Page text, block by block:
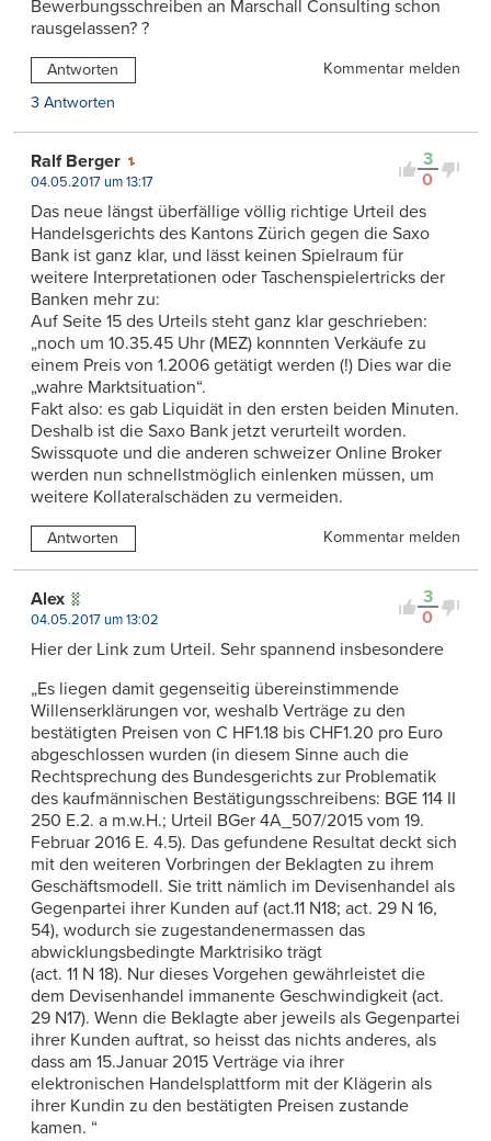
Bewerbungsschreiben an Marschall Consulting schon
rausgelassen? ?
Antworten
Kommentar melden
3 Antworten
3
0
Ralf Berger
04.05.2017 um 13:17
Das neue längst überfällige völlig richtige Urteil des
Handelsgerichts des Kantons Zürich gegen die Saxo
Bank ist ganz klar, und lässt keinen Spielraum für
weitere Interpretationen oder Taschenspielertricks der
Banken mehr zu:
Auf Seite 15 des Urteils steht ganz klar geschrieben:
„noch um 10.35.45 Uhr (MEZ) konnnten Verkäufe zu
einem Preis von 1.2006 getätigt werden (!) Dies war die
„wahre Marktsituation“.
Fakt also: es gab Liquidät in den ersten beiden Minuten.
Deshalb ist die Saxo Bank jetzt verurteilt worden.
Swissquote und die anderen schweizer Online Broker
werden nun schnellstmöglich einlenken müssen, um
weitere Kollateralschäden zu vermeiden.
Antworten Kommentar melden
3
0
Alex
04.05.2017 um 13:02
Hier der Link zum Urteil. Sehr spannend insbesondere
„Es liegen damit gegenseitig übereinstimmende
Willenserklärungen vor, weshalb Verträge zu den
bestätigten Preisen von C HF1.18 bis CHF1.20 pro Euro
abgeschlossen wurden (in diesem Sinne auch die
Rechtsprechung des Bundesgerichts zur Problematik
des kaufmännischen Bestätigungsschreibens: BGE 114 II
250 E.2. a m.w.H.; Urteil BGer 4A_507/2015 vom 19.
Februar 2016 E. 4.5). Das gefundene Resultat deckt sich
mit den weiteren Vorbringen der Beklagten zu ihrem
Geschäftsmodell. Sie tritt nämlich im Devisenhandel als
Gegenpartei ihrer Kunden auf (act.11 N18; act. 29 N 16,
54), wodurch sie zugestandenermassen das
abwicklungsbedingte Marktrisiko trägt
(act. 11 N 18). Nur dieses Vorgehen gewährleistet die
dem Devisenhandel immanente Geschwindigkeit (act.
29 N17). Wenn die Beklagte aber jeweils als Gegenpartei
ihrer Kunden auftrat, so heisst das nichts anderes, als
dass am 15.Januar 2015 Verträge via ihrer
elektronischen Handelsplattform mit der Klägerin als
ihrer Kundin zu den bestätigten Preisen zustande
kamen. “